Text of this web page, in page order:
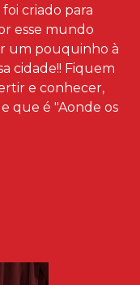
criado para
esse mundo
um pouquinho à
cidade!! Fiquem
e conhecer,
que é "Aonde os